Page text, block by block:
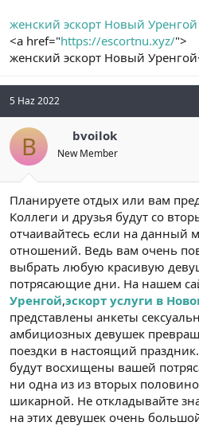
женский эскорт Новый Уренгой
<a href="https://escortnu.xyz/">
женский эскорт Новый
5 Haz 2022
B bvoilok
New Member
Планируете отдых или вам
Коллеги и друзья будут со
отчаивайтесь если на данный
отношений. Ведь вам очень
выбрать любую красивую
потрясающие дни. На нашем
Уренгой,эскорт услуги в
представлены анкеты
амбициозных девушек
поездки в настоящий
будут восхищены вашей
ни одна из из вторых
шикарной. Не откладывайте
на этих девушек очень